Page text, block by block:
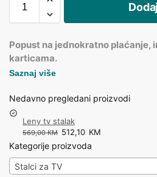
Popust na jednokratno plaćanje,
karticama.
Saznaj više
Nedavno pregledani proizvodi
Leny tv stalak
569,00KM 512,10 KM
Kategorije proizvoda
Stalci za TV